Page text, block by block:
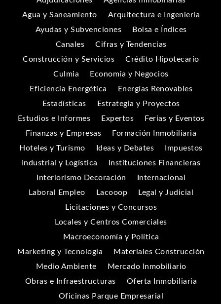
Agua y Saneamiento
Arquitectura e Ingeniería
Ayudas y Subvenciones
Bolsa e Índices
Canales
Cifras y Tendencias
Construcción y Servicios
Crédito Hipotecario
Culmia
Economía y Negocios
Eficiencia Energética
Energías Renovables
Estadísticas
Estrategia y Proyectos
Estudios e Informes
Expertos
Ferias y Eventos
Finanzas y Empresas
Formación Inmobiliaria
Hoteles y Turismo
Ideas y Debates
Impuestos
Industrial y Logística
Instituciones Financieras
Interiorismo Decoración
Internacional
Laboral Empleo
Lacooop
Legal y Judicial
Licitaciones y Concursos
Locales y Centros Comerciales
Macroeconomía y Política
Marketing y Tecnología
Materiales Construcción
Medio Ambiente
Mercado Inmobiliario
Obras e Infraestructuras
Oferta Inmobiliaria
Oficinas Parque Empresarial